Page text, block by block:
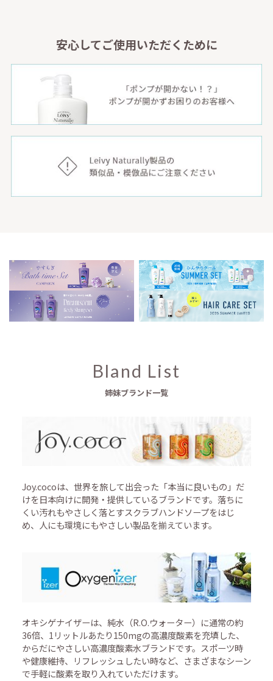
安心してご使用いただくために
Bland List
姉妹ブランド一覧
Joy.cocoは、世界を旅して出会った「本当に良いもの」だ
けを日本向けに開発・提供しているブランドです。落ちに
くい汚れもやさしく落とすスクラブハンドソープをはじ
め、人にも環境にもやさしい製品を揃えています。
オキシゲナイザーは、純水（R.O.ウォーター）に通常の約
36倍、1リットルあたり150mgの高濃度酸素を充填した、
からだにやさしい高濃度酸素水ブランドです。スポーツ時
や健康維持、リフレッシュしたい時など、さまざまなシーン
で手軽に酸素を取り入れていただけます。